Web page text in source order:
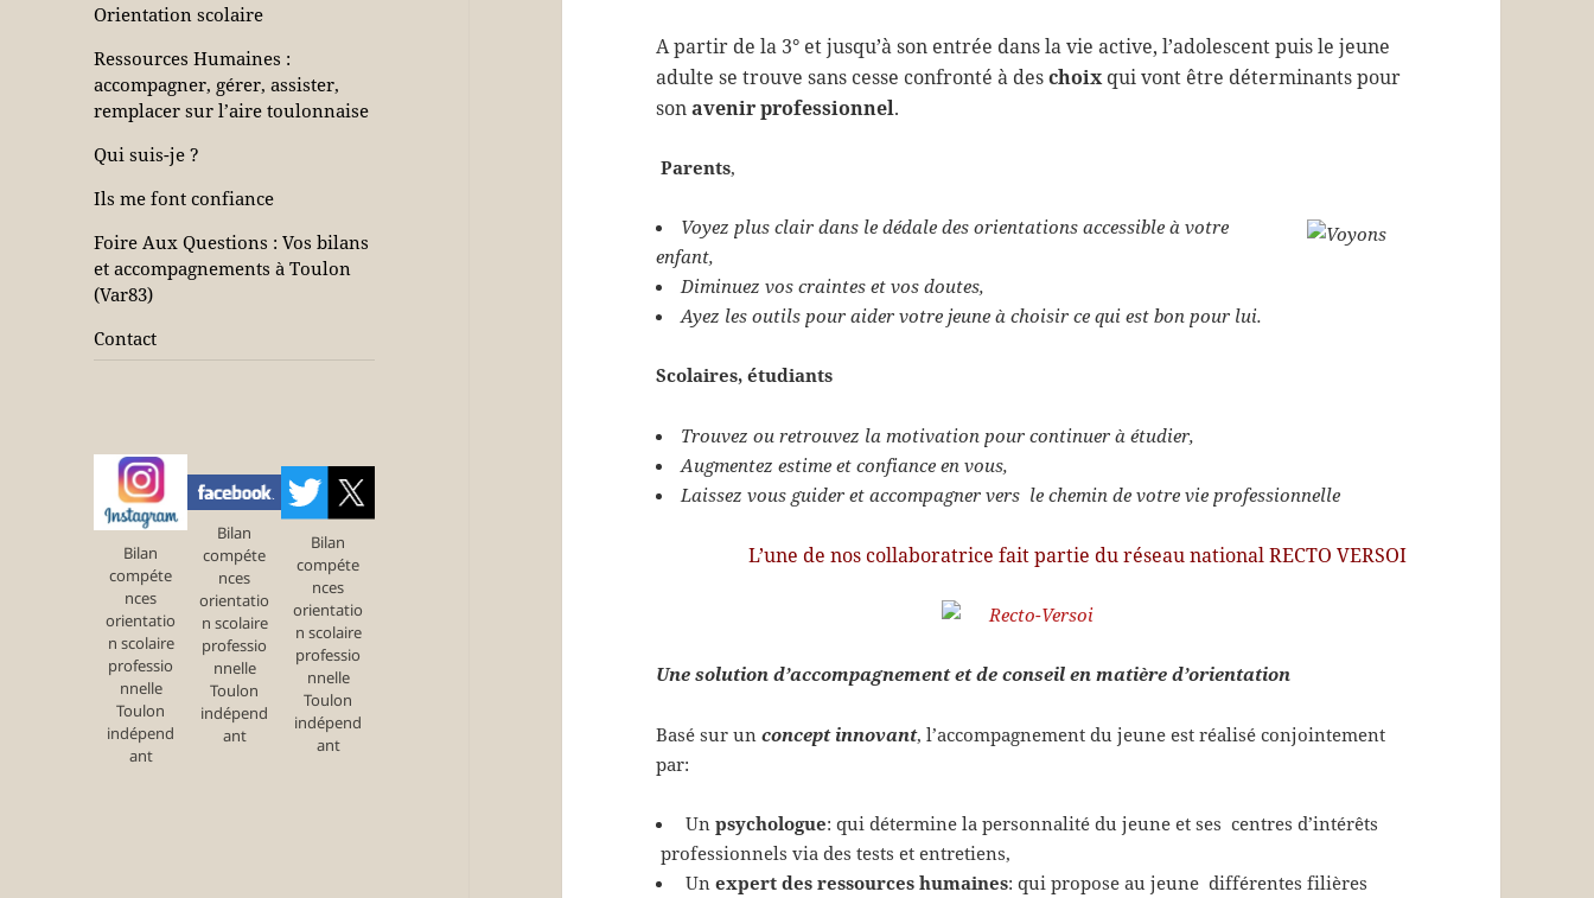
Orientation scolaire
Ressources Humaines :
accompagner, gérer, assister,
remplacer sur l’aire toulonnaise
Qui suis-je ?
Ils me font confiance
Foire Aux Questions : Vos bilans
et accompagnements à Toulon
(Var83)
Contact
Bilan
compéte
nces
orientatio
n scolaire
professio
nnelle
Toulon
indépend
ant
Bilan
compéte
nces
orientatio
n scolaire
professio
nnelle
Toulon
indépend
ant
Bilan
compéte
nces
orientatio
n scolaire
professio
nnelle
Toulon
indépend
ant
A partir de la 3° et jusqu’à son entrée dans la vie active, l’adolescent puis le jeune
adulte se trouve sans cesse confronté à deschoixqui vont être déterminants pour
sonavenir professionnel.
Parents,
Voyez plus clair dans le dédale des orientations accessible à votre
enfant,
Diminuez vos craintes et vos doutes,
Ayez les outils pour aider votre jeune à choisir ce qui est bon pour lui.
Scolaires, étudiants
Trouvez ou retrouvez la motivation pour continuer à étudier,
Augmentez estime et confiance en vous,
Laissez vous guider et accompagner vers le chemin de votre vie professionnelle
L’une de nos collaboratrice fait partie du réseau national RECTO VERSOI
Une solution d’accompagnement et deconseilen matière d’orientation
Basé sur unconcept innovant, l’accompagnement du jeune est réalisé conjointement
par:
Unpsychologue: qui détermine la personnalité du jeune et ses centres d’intérêts
professionnels via des tests et entretiens,
Unexpert des ressources humaines: qui propose au jeune différentes filières